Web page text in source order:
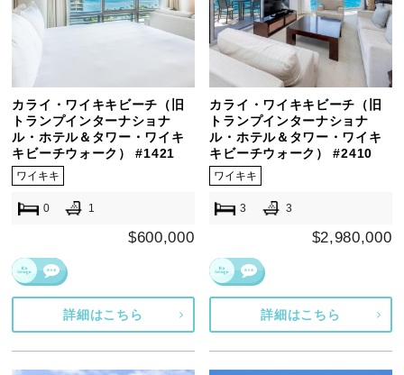
カライ・ワイキキビーチ（旧
トランプインターナショナ
ル・ホテル＆タワー・ワイキ
キビーチウォーク） #1421
ワイキキ
0 1
$600,000
詳細はこちら
カライ・ワイキキビーチ（旧
トランプインターナショナ
ル・ホテル＆タワー・ワイキ
キビーチウォーク） #2410
ワイキキ
3 3
$2,980,000
詳細はこちら